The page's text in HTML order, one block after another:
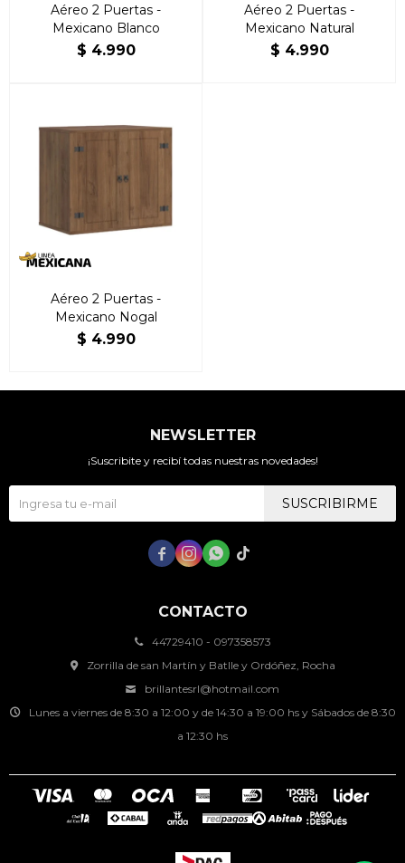
Aéreo 2 Puertas -
Mexicano Blanco
$ 4.990
Aéreo 2 Puertas -
Mexicano Natural
$ 4.990
Aéreo 2 Puertas -
Mexicano Nogal
$ 4.990
CONTACTO
44729410 - 097358573
Zorrilla de san Martín y Batlle y Ordóñez, Rocha
brillantesrl@hotmail.com
Lunes a viernes de 8:30 a 12:00 y de 14:30 a 19:00 hs y Sábados de 8:30
a 12:30 hs
NEWSLETTER
¡Suscribite y recibí todas nuestras novedades!
SUSCRIBIRME
   